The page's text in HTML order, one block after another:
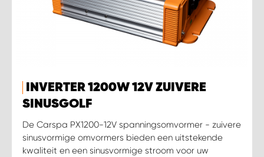
INVERTER 1200W 12V ZUIVERE
SINUSGOLF
De Carspa PX1200-12V spanningsomvormer - zuivere
sinusvormige omvormers bieden een uitstekende
kwaliteit en een sinusvormige stroom voor uw
WORK SYSTEM RIDDERKERK
WORK SYSTEM UITHOORN
WORK SYSTEM WILLEMSTAD